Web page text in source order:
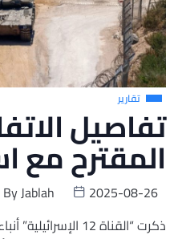
تقارير
تفاصيل
المقترح مع
ByJablah
2025-08-26
ذكرت “القناة 12